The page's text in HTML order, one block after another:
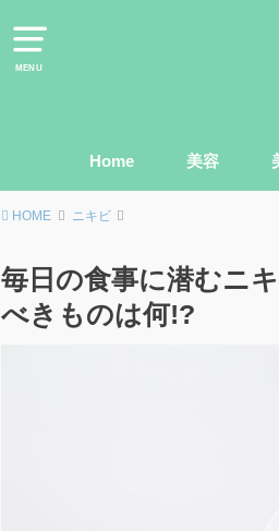
MENU
Home 美容
HOME ニキビ
毎日の食事に潜むニ
べきものは何!?